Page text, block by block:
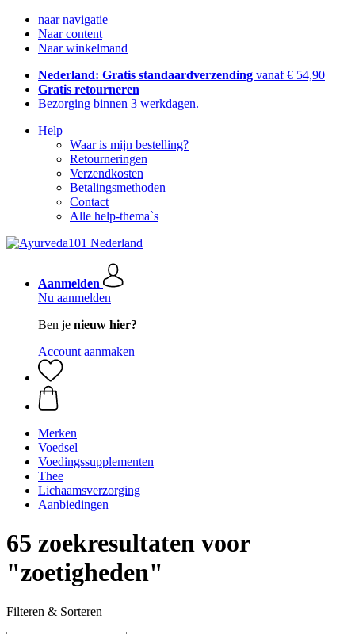
naar navigatie
Naar content
Naar winkelmand
Nederland: Gratis standaardverzending vanaf € 54,90
Gratis retourneren
Bezorging binnen 3 werkdagen.
Help
Waar is mijn bestelling?
Retourneringen
Verzendkosten
Betalingsmethoden
Contact
Alle help-thema`s
Aanmelden
Nu aanmelden
Ben je nieuw hier?
Account aanmaken
Merken
Voedsel
Voedingssupplementen
Thee
Lichaamsverzorging
Aanbiedingen
65 zoekresultaten voor
"zoetigheden"
Filteren & Sorteren